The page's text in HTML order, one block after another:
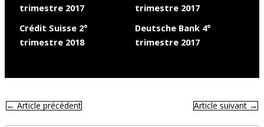
trimestre 2017
trimestre 2017
Crédit Suisse 2°
trimestre 2018
Deutsche Bank 4°
trimestre 2017
← Article précédent Article suivant →